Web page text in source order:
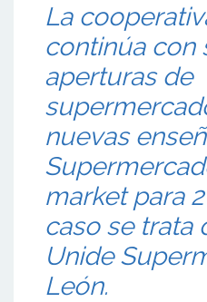
La
continúa con
aperturas de
nuevas
market para
caso se trata
Unide
León.